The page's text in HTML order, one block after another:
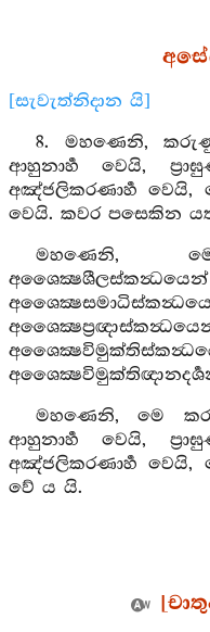
[සැවැත්නිදාන යි]
8. මහණෙනි,
ආහුනාර්‍හ වෙයි,
අඤ්ජලිකරණාර්‍හ වෙයි,
වෙයි. කවර පසෙකින
මහණෙනි,
මහණෙනි, මෙ
ආහුනාර්‍හ වෙයි,
අඤ්ජලිකරණාර්‍හ වෙයි,
වේ ය යි.